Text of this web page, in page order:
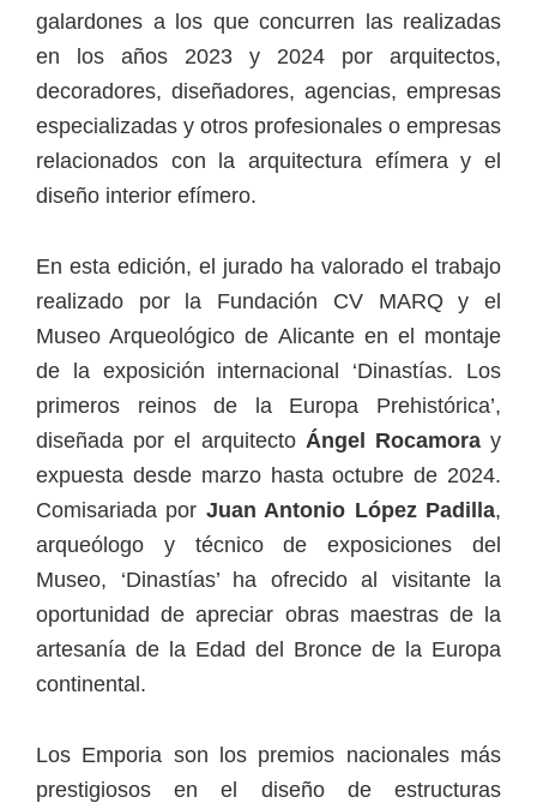
galardones a los que concurren las realizadas
en los años 2023 y 2024 por arquitectos,
decoradores, diseñadores, agencias, empresas
especializadas y otros profesionales o empresas
relacionados con la arquitectura efímera y el
diseño interior efímero.
En esta edición, el jurado ha valorado el trabajo
realizado por la Fundación CV MARQ y el
Museo Arqueológico de Alicante en el montaje
de la exposición internacional ‘Dinastías. Los
primeros reinos de la Europa Prehistórica’,
diseñada por el arquitecto Ángel Rocamoray
expuesta desde marzo hasta octubre de 2024.
Comisariada por Juan Antonio López Padilla,
arqueólogo y técnico de exposiciones del
Museo, ‘Dinastías’ ha ofrecido al visitante la
oportunidad de apreciar obras maestras de la
artesanía de la Edad del Bronce de la Europa
continental.
Los Emporia son los premios nacionales más
prestigiosos en el diseño de estructuras